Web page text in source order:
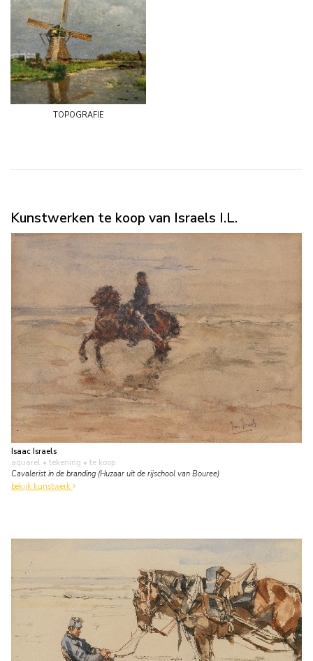
topografie
Kunstwerken te koop van Israels I.L.
Isaac Israels
aquarel • tekening • te koop
Cavalerist in de branding (Huzaar uit de rijschool van Bouree)
bekijk kunstwerk